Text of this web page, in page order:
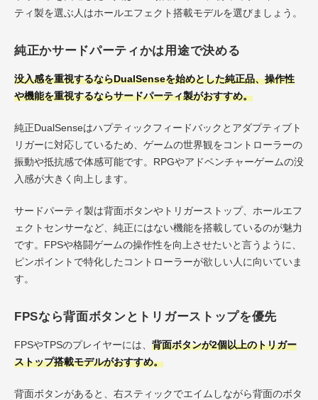
ティ製を選ぶ人はホールエフェクト搭載モデルを選びましょう。
純正かサードパーティかは用途で決める
没入感を重視するならDualSenseを始めとした純正品、操作性
や機能を重視するならサードパーティ製がおすすめ。
純正DualSenseはハプティックフィードバックとアダプティブト
リガーに対応しているため、ゲームの世界観をコントローラーの
振動や抵抗感で体感可能です。RPGやアドベンチャーゲームの没
入感が大きく向上します。
サードパーティ製は背面ボタンやトリガーストップ、ホールエフ
ェクトセンサーなど、純正にはない機能を搭載しているのが魅力
です。FPSや格闘ゲームの操作性を向上させたいと言うように、
ピンポイントで特化したコントローラーが欲しい人に向いていま
す。
FPSなら背面ボタンとトリガーストップを優先
FPSやTPSのプレイヤーには、 背面ボタンが2個以上のトリガー
ストップ搭載モデルがおすすめ。
背面ボタンがあると、右スティックでエイムしながら背面のボタ